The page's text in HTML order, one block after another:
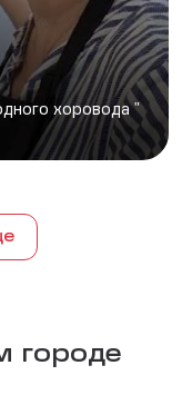
хоровода "
городе